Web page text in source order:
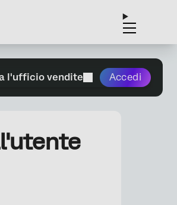
l'ufficio vendite Accedi